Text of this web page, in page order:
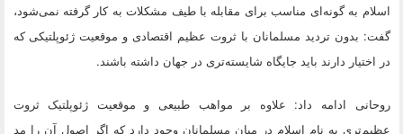
اسلام به گونه‌ای مناسب برای مقابله با طیف مشکلات به کار گرفته نمی‌شود،
گفت: بدون تردید مسلمانان با ثروت عظیم اقتصادی و موقعیت ژئوپلتیکی که
در اختیار دارند باید جایگاه شایسته‌تری در جهان داشته باشند.
روحانی ادامه داد: علاوه بر مواهب طبیعی و موقعیت ژئوپلتیک ثروت
عظیم‌تری به نام اسلام در میان مسلمانان وجود دارد که اگر اصول آن را مد